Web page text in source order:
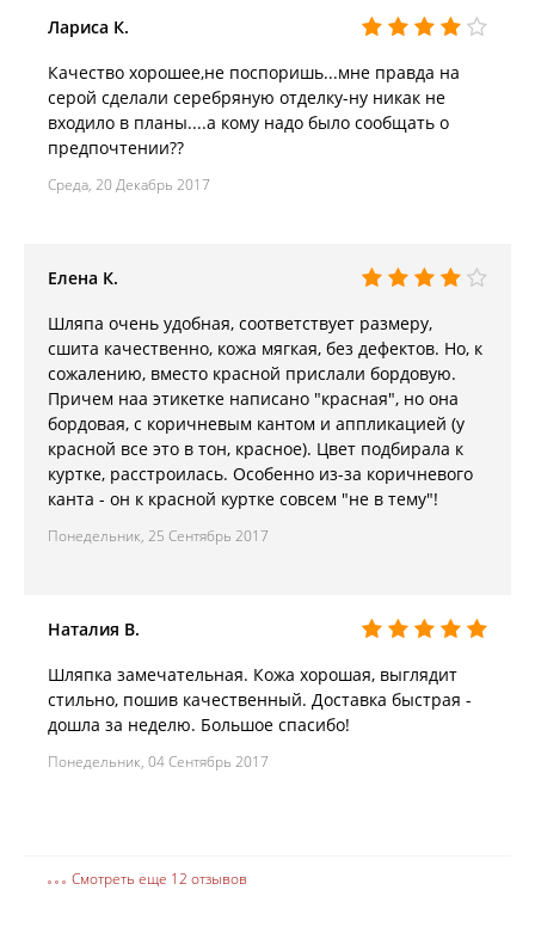
Лариса К.
Качество хорошее,не поспоришь...мне правда на
серой сделали серебряную отделку-ну никак не
входило в планы....а кому надо было сообщать о
предпочтении??
Среда, 20 Декабрь 2017
Елена К.
Шляпа очень удобная, соответствует размеру,
сшита качественно, кожа мягкая, без дефектов. Но, к
сожалению, вместо красной прислали бордовую.
Причем наа этикетке написано "красная", но она
бордовая, с коричневым кантом и аппликацией (у
красной все это в тон, красное). Цвет подбирала к
куртке, расстроилась. Особенно из-за коричневого
канта - он к красной куртке совсем "не в тему"!
Понедельник, 25 Сентябрь 2017
Наталия В.
Шляпка замечательная. Кожа хорошая, выглядит
стильно, пошив качественный. Доставка быстрая -
дошла за неделю. Большое спасибо!
Понедельник, 04 Сентябрь 2017
Смотреть еще 12 отзывов